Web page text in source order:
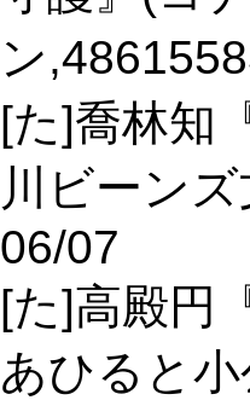
ン
[た]喬林知
川ビーン
06/07
[た]高殿円
あひると